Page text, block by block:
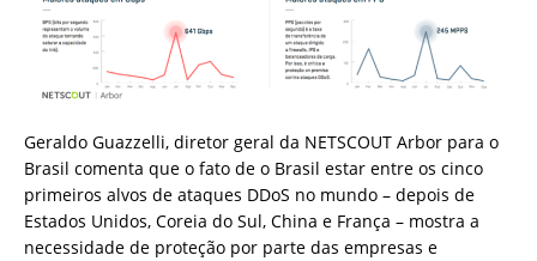
Geraldo Guazzelli, diretor geral da NETSCOUT Arbor para o
Brasil comenta que o fato de o Brasil estar entre os cinco
primeiros alvos de ataques DDoS no mundo – depois de
Estados Unidos, Coreia do Sul, China e França – mostra a
necessidade de proteção por parte das empresas e